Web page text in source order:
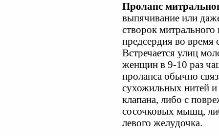
Пролапс
выпячивание или
створок митрального
предсердия во время
Встречается улиц
женщин в 9-10 раз
пролапса обычно
сухожильных нитей
клапана, либо с
сосочковых мышц,
левого желудочка.